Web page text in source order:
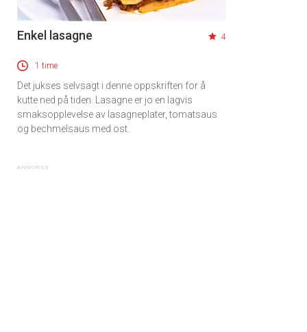
Enkel lasagne 4
1 time
Det jukses selvsagt i denne oppskriften for å
kutte ned på tiden. Lasagne er jo en lagvis
smaksopplevelse av lasagneplater, tomatsaus
og bechmelsaus med ost.